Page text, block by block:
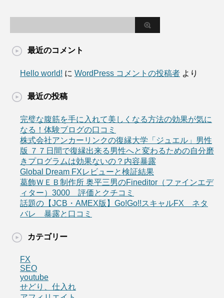
最近のコメント
Hello world! に WordPress コメントの投稿者 より
最近の投稿
完璧な腹筋を手に入れて美しくなる方法の効果が気に
なる！体験ブログの口コミ
株式会社アンカーリンクの復縁大学「ジュエル」男性
版 ７７日間で復縁出来る男性へと変わるための自分磨
きプログラムは効果ないの？内容暴露
Global Dream FXレビューと検証結果
葛飾ＷＥＢ制作所 奥平三男のFineditor（ファインエデ
ィター）3000 評価とクチコミ
話題の【JCB・AMEX版】Go!Go!!スキャルFX ネタ
バレ 暴露と口コミ
カテゴリー
FX
SEO
youtube
せどり、仕入れ